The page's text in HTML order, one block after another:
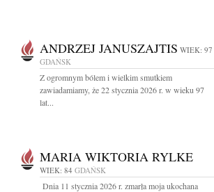
ANDRZEJ JANUSZAJTIS WIEK: 97
GDAŃSK
Z ogromnym bólem i wielkim smutkiem
zawiadamiamy, że 22 stycznia 2026 r. w wieku 97
lat...
MARIA WIKTORIA RYLKE
WIEK: 84 GDAŃSK
Dnia 11 stycznia 2026 r. zmarła moja ukochana